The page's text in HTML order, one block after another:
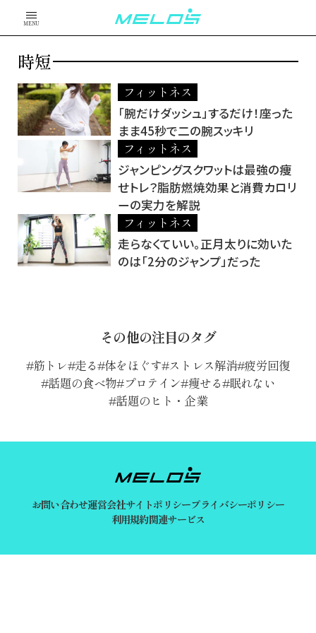
MENU
時短
フィットネス
「腕だけダッシュ」するだけ！座った
まま45秒で二の腕スッキリ
フィットネス
ジャンピングスクワットは最強の痩
せトレ？脂肪燃焼効果と消費カロリ
ーの実力を解説
フィットネス
走らなくていい。正月太りに効いた
のは「2分のジャンプ」だった
その他の注目のタグ
筋トレ 走る 体をほぐす ストレス解消 疲労回復
話題の食べ物 プロテイン 痩せる 眠れない
話題のヒト・企業
お問い合わせ運営会社サイトポリシープライバシーポリシー
利用規約関連サービス